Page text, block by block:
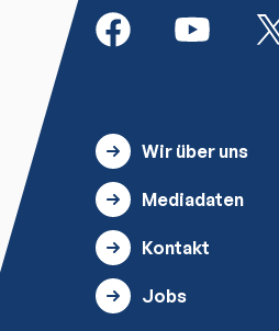
Wir über uns
Mediadaten
Kontakt
Jobs